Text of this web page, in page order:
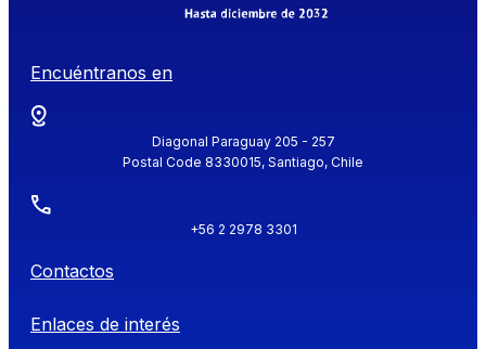
Encuéntranos en
Diagonal Paraguay 205 - 257
Postal Code 8330015, Santiago, Chile
+56 2 2978 3301
Contactos
Enlaces de interés